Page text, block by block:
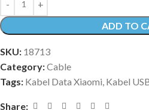
ADD TO
SKU: 18713
Category:Cable
Tags: Kabel Data Xiaomi, Kabel
Share: